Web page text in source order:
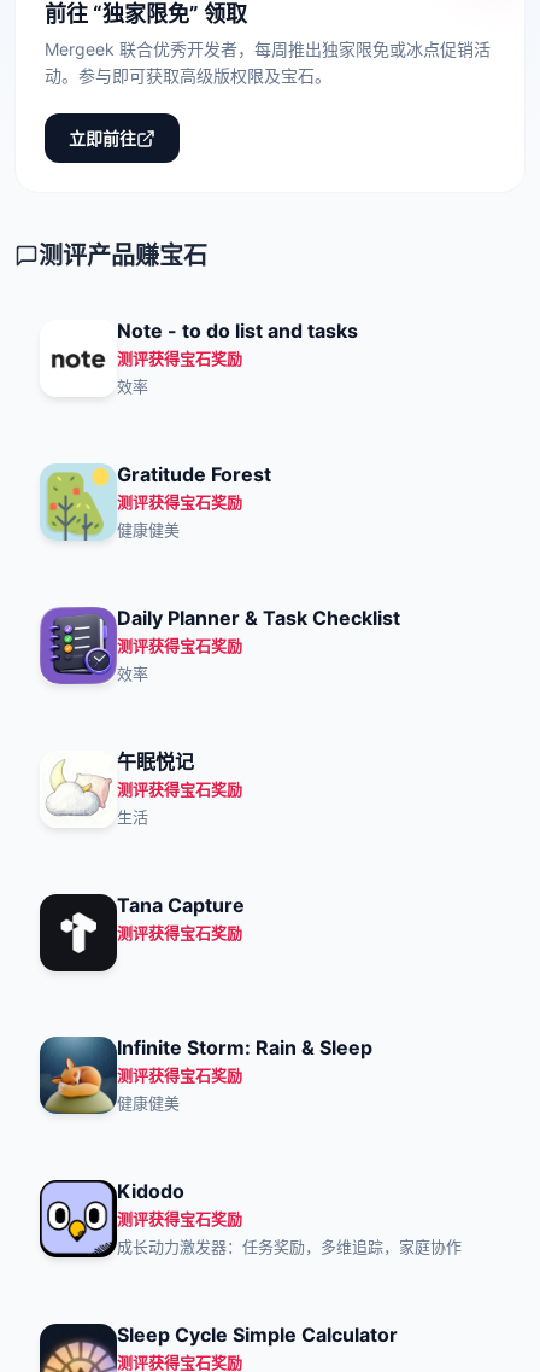
前往 “独家限免” 领取
Mergeek 联合优秀开发者，每周推出独家限免或冰点促销活
动。参与即可获取高级版权限及宝石。
立即前往
测评产品赚宝石
Note - to do list and tasks
测评获得宝石奖励
效率
Gratitude Forest
测评获得宝石奖励
健康健美
Daily Planner & Task Checklist
测评获得宝石奖励
效率
午眠悦记
测评获得宝石奖励
生活
Tana Capture
测评获得宝石奖励
Infinite Storm: Rain & Sleep
测评获得宝石奖励
健康健美
Kidodo
测评获得宝石奖励
成长动力激发器：任务奖励，多维追踪，家庭协作
Sleep Cycle Simple Calculator
测评获得宝石奖励